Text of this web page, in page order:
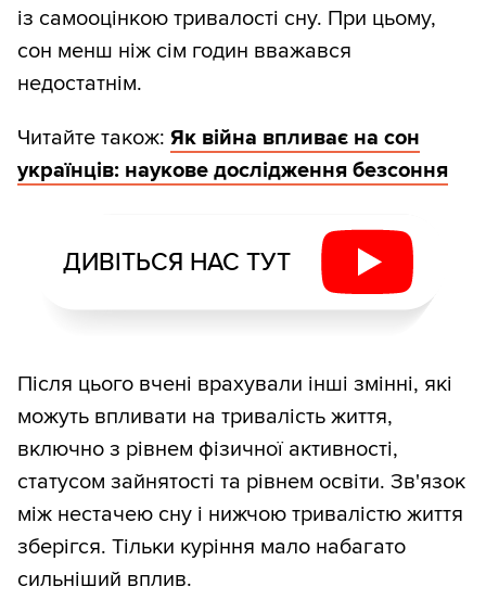
із самооцінкою тривалості сну. При цьому,
сон менш ніж сім годин вважався
недостатнім.
Читайте також: Як війна впливає на сон
українців: наукове дослідження безсоння
ДИВІТЬСЯ НАС ТУТ
Після цього вчені врахували інші змінні, які
можуть впливати на тривалість життя,
включно з рівнем фізичної активності,
статусом зайнятості та рівнем освіти. Зв'язок
між нестачею сну і нижчою тривалістю життя
зберігся. Тільки куріння мало набагато
сильніший вплив.